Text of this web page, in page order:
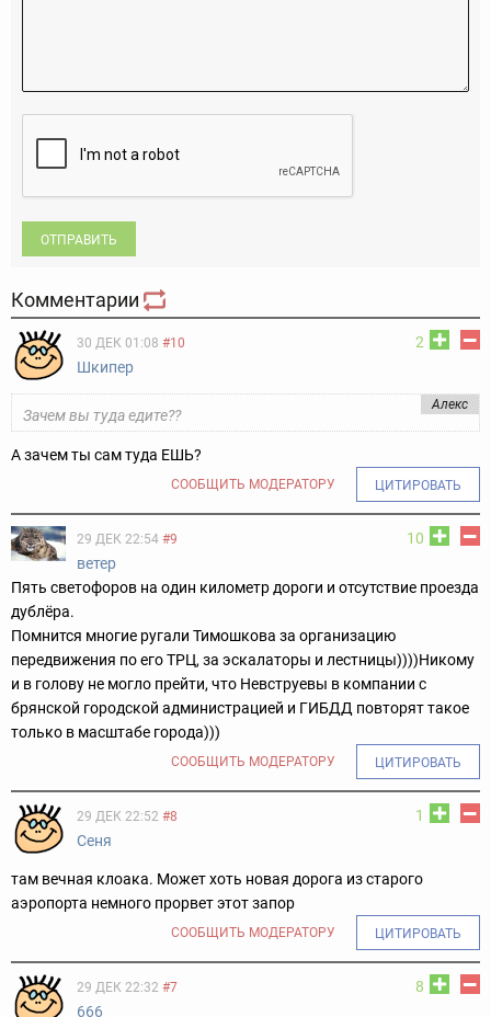
ОТПРАВИТЬ
Комментарии
2
30 ДЕК 01:08 #10
Шкипер
Алекс
Зачем вы туда едите??
А зачем ты сам туда ЕШЬ?
СООБЩИТЬ МОДЕРАТОРУ ЦИТИРОВАТЬ
10
29 ДЕК 22:54 #9
ветер
Пять светофоров на один километр дороги и отсутствие проезда
дублёра.
Помнится многие ругали Тимошкова за организацию
передвижения по его ТРЦ, за эскалаторы и лестницы))))Никому
и в голову не могло прейти, что Невструевы в компании с
брянской городской администрацией и ГИБДД повторят такое
только в масштабе города)))
СООБЩИТЬ МОДЕРАТОРУ ЦИТИРОВАТЬ
1
29 ДЕК 22:52 #8
Сеня
там вечная клоака. Может хоть новая дорога из старого
аэропорта немного прорвет этот запор
СООБЩИТЬ МОДЕРАТОРУ ЦИТИРОВАТЬ
8
29 ДЕК 22:32 #7
666